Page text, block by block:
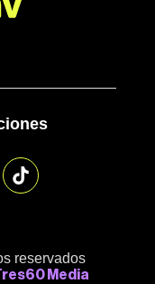
reservados
Media